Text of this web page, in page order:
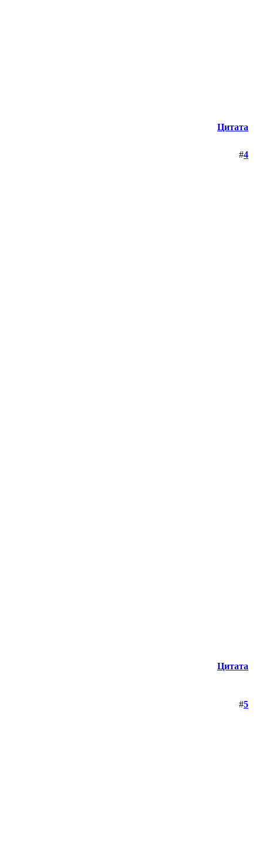
Цитата
#4
Цитата
#5